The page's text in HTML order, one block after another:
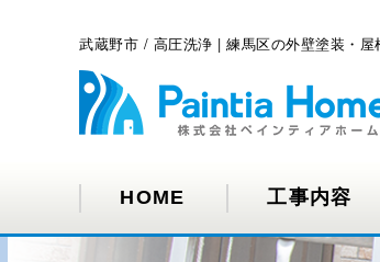
武蔵野市 / 高圧洗浄 | 練馬区の外壁塗装・
HOME 工事内容